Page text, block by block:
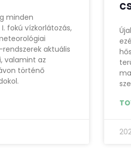
minden
fokú vízkorlátozás,
aktuális
valamint az
történő